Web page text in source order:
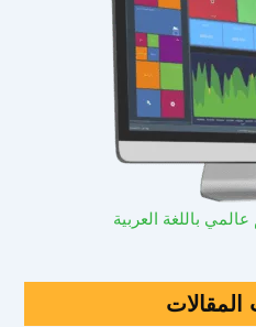
باللغة العربية
المقالات